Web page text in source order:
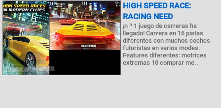
HIGH SPEED RACE:
RACING NEED
¡n º 1 juego de carreras ha
llegado! Carrera en 16 pistas
diferentes con muchos coches
futuristas en varios modes.
Features diferentes: motrices
extremas 10 comprar me..